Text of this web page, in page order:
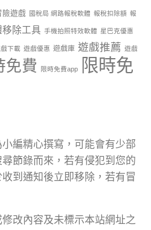
險遊戲 國稅局 網路報稅軟體 報稅扣除額 報
移除工具 手機拍照特效軟體 星巴克優惠
下載 遊戲優惠 遊戲庫 遊戲推薦 遊戲
免費 限時免費app
限時免
編精心撰寫，可能會有少部
節錄而來，若有侵犯到您的
到通知後立即移除，若有冒
改內容及未標示本站網址之